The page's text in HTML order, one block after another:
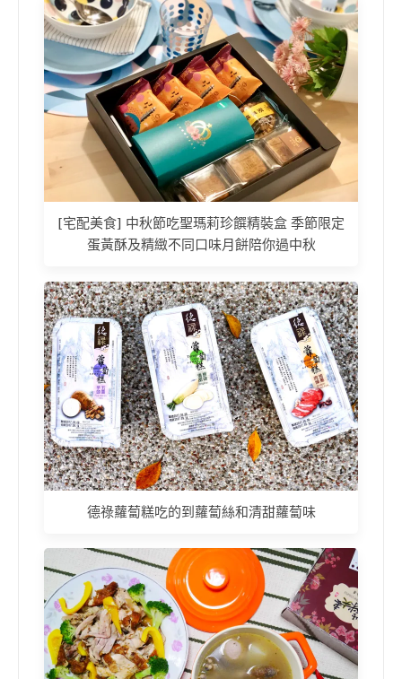
[宅配美食] 中秋節吃聖瑪莉珍饌精裝盒 季節限定
蛋黃酥及精緻不同口味月餅陪你過中秋
德祿蘿蔔糕吃的到蘿蔔絲和清甜蘿蔔味